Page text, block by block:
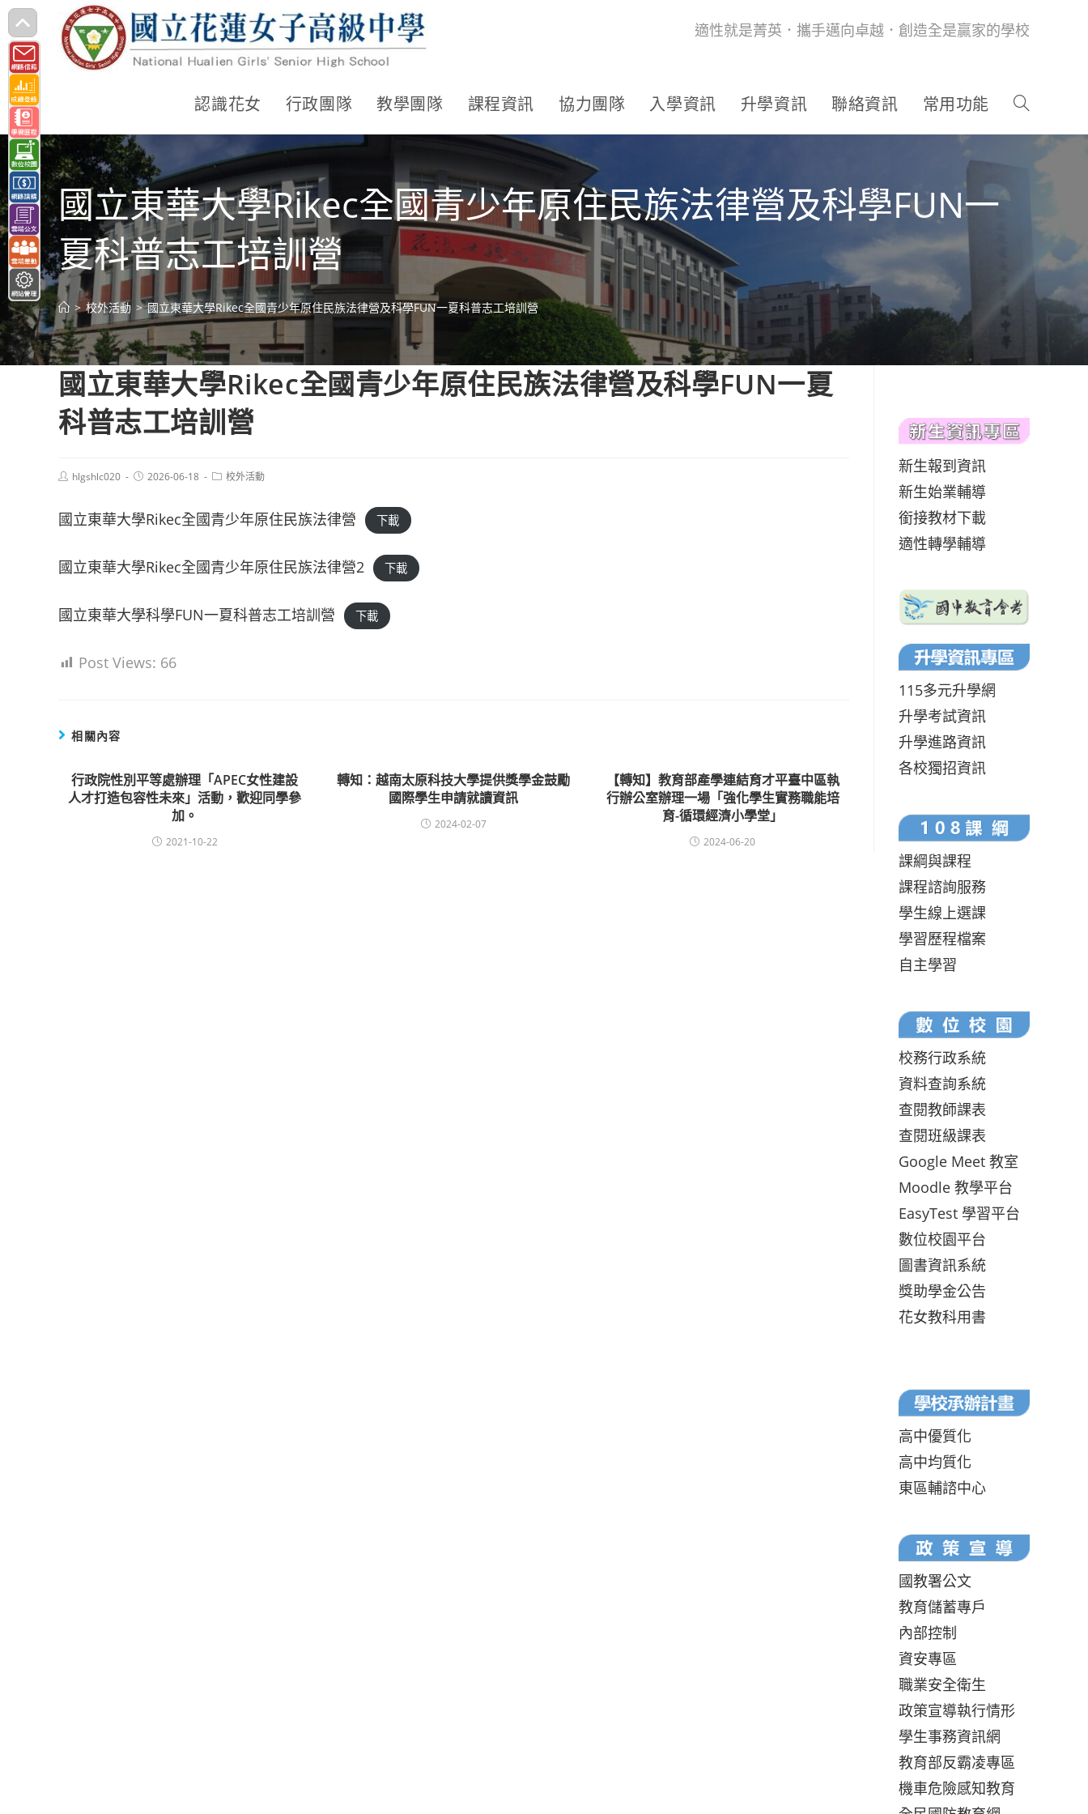
跳
轉
至
主
要
內
容
適性就是菁英．攜手邁向卓越．創造全是贏家的學校
認識花女 行政團隊 教學團隊 課程資訊 協力團隊 入學資訊 升學資訊 聯絡資訊 常用功能
國立東華大學Rikec全國青少年原住民族法律營及科學FUN一
夏科普志工培訓營
> 校外活動 > 國立東華大學Rikec全國青少年原住民族法律營及科學FUN一夏科普志工培訓營
國立東華大學Rikec全國青少年原住民族法律營及科學FUN一夏
科普志工培訓營
Posthlgshlc020
Post2026-06-18
Post校外活動
國立東華大學Rikec全國青少年原住民族法律營 下載
國立東華大學Rikec全國青少年原住民族法律營2 下載
國立東華大學科學FUN一夏科普志工培訓營 下載
Post Views: 66
相關內容
行政院性別平等處辦理「APEC女性建設
人才打造包容性未來」活動，歡迎同學參
加。
2021-10-22
轉知：越南太原科技大學提供獎學金鼓勵
國際學生申請就讀資訊
2024-02-07
【轉知】教育部產學連結育才平臺中區執
行辦公室辦理一場「強化學生實務職能培
育-循環經濟小學堂」
2024-06-20
新生報到資訊
新生始業輔導
銜接教材下載
適性轉學輔導
115多元升學網
升學考試資訊
升學進路資訊
各校獨招資訊
課綱與課程
課程諮詢服務
學生線上選課
學習歷程檔案
自主學習
校務行政系統
資料查詢系統
查閱教師課表
查閱班級課表
Google Meet 教室
Moodle 教學平台
EasyTest 學習平台
數位校園平台
圖書資訊系統
獎助學金公告
花女教科用書
高中優質化
高中均質化
東區輔諮中心
國教署公文
教育儲蓄專戶
內部控制
資安專區
職業安全衛生
政策宣導執行情形
學生事務資訊網
教育部反霸凌專區
機車危險感知教育